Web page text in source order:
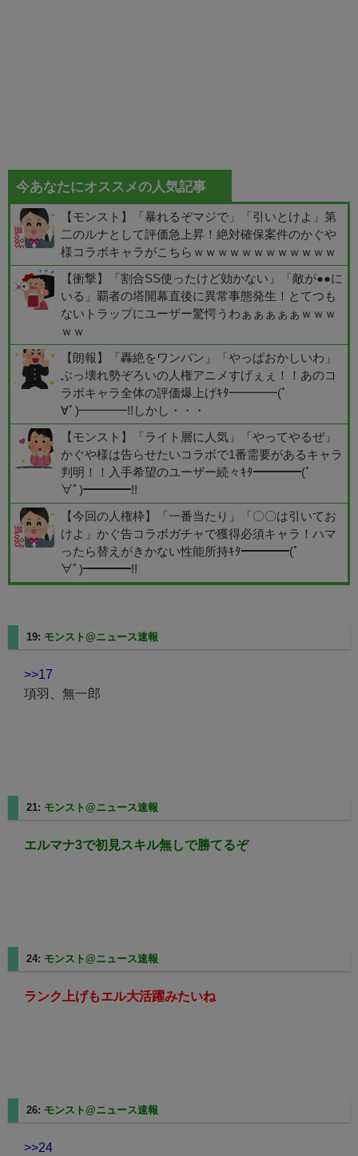
今あなたにオススメの人気記事
【モンスト】「暴れるぞマジで」「引いとけよ」第
二のルナとして評価急上昇！絶対確保案件のかぐや
様コラボキャラがこちらｗｗｗｗｗｗｗｗｗｗｗｗ
【衝撃】「割合SS使ったけど効かない」「敵が●●に
いる」覇者の塔開幕直後に異常事態発生！とてつも
ないトラップにユーザー驚愕うわぁぁぁぁぁｗｗｗ
ｗｗ
【朗報】「轟絶をワンパン」「やっぱおかしいわ」
ぶっ壊れ勢ぞろいの人権アニメすげぇぇ！！あのコ
ラボキャラ全体の評価爆上げｷﾀ━━━━(ﾟ
∀ﾟ)━━━━!!しかし・・・
【モンスト】「ライト層に人気」「やってやるぜ」
かぐや様は告らせたいコラボで1番需要があるキャラ
判明！！入手希望のユーザー続々ｷﾀ━━━━(ﾟ
∀ﾟ)━━━━!!
【今回の人権枠】「一番当たり」「〇〇は引いてお
けよ」かぐ告コラボガチャで獲得必須キャラ！ハマ
ったら替えがきかない性能所持ｷﾀ━━━━(ﾟ
∀ﾟ)━━━━!!
19: モンスト@ニュース速報
>>17
項羽、無一郎
21: モンスト@ニュース速報
エルマナ3で初見スキル無しで勝てるぞ
24: モンスト@ニュース速報
ランク上げもエル大活躍みたいね
26: モンスト@ニュース速報
>>24